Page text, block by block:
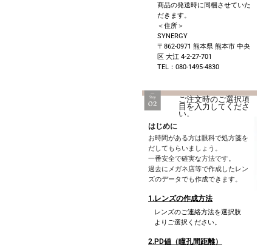
商品の発送時に同梱させていた
だきます。
＜住所＞
SYNERGY
〒862-0971 熊本県 熊本市 中央
区 大江 4-2-27-701
TEL：080-1495-4830
ご注文時のご選択項
目を入力してくださ
い。
はじめに
お時間がある方は眼科で処方箋を
だしてもらいましょう。
一番安全で確実な方法です。
過去にメガネ店等で作成したレン
ズのデータでも作成できます。
1.レンズの作成方法
レンズのご連絡方法を選択肢
よりご選択ください。
2.PD値（瞳孔間距離）